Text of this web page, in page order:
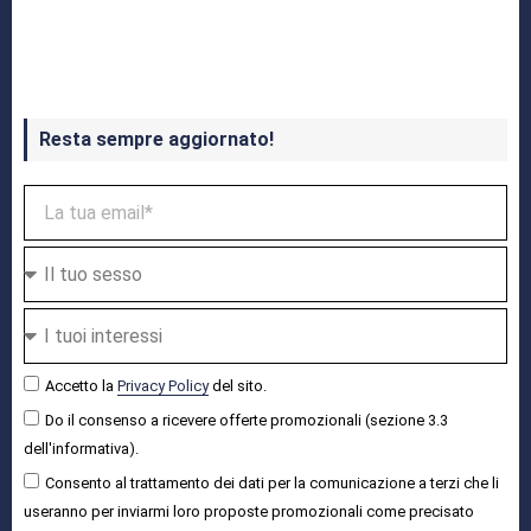
Resta sempre aggiornato!
Accetto la Privacy Policydel sito.
Do il consenso a ricevere offerte promozionali (sezione 3.3
dell'informativa).
Consento al trattamento dei dati per la comunicazione a terzi che li
useranno per inviarmi loro proposte promozionali come precisato